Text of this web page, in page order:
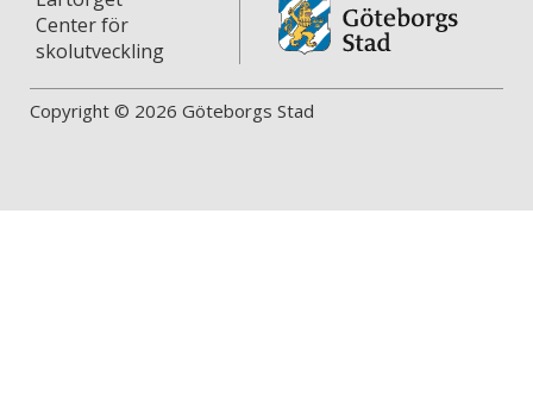
Center för
skolutveckling
Copyright © 2026 Göteborgs Stad